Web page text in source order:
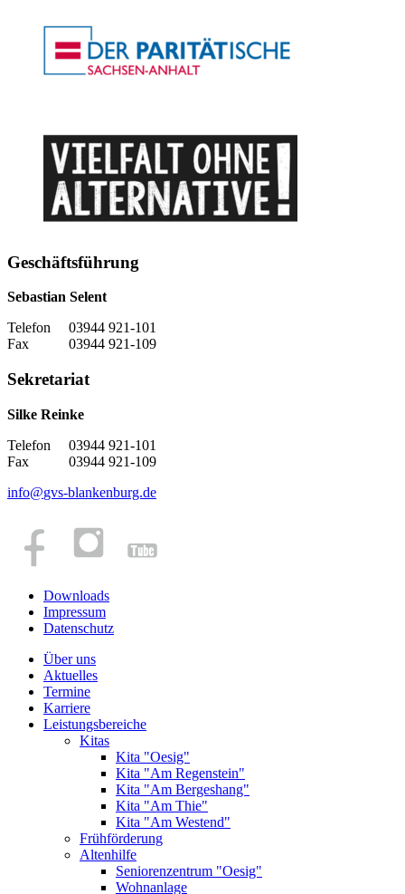
Geschäftsführung
Sebastian Selent
Telefon 03944 921-101
Fax 03944 921-109
Sekretariat
Silke Reinke
Telefon 03944 921-101
Fax 03944 921-109
info@gvs-blankenburg.de
Downloads
Impressum
Datenschutz
Über uns
Aktuelles
Termine
Karriere
Leistungsbereiche
Kitas
Kita "Oesig"
Kita "Am Regenstein"
Kita "Am Bergeshang"
Kita "Am Thie"
Kita "Am Westend"
Frühförderung
Altenhilfe
Seniorenzentrum "Oesig"
Wohnanlage